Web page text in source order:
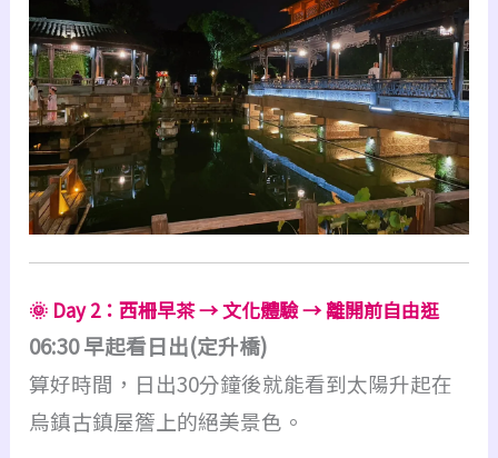
🌞 Day 2：西柵早茶 → 文化體驗 → 離開前自由逛
06:30 早起看日出(定升橋)
算好時間，日出30分鐘後就能看到太陽升起在
烏鎮古鎮屋簷上的絕美景色。